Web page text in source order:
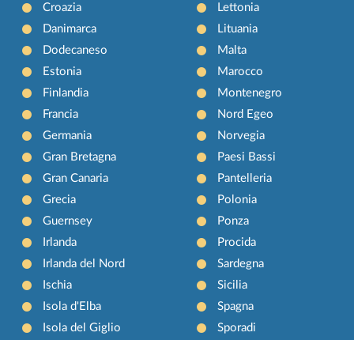
Croazia
Danimarca
Dodecaneso
Estonia
Finlandia
Francia
Germania
Gran Bretagna
Gran Canaria
Grecia
Guernsey
Irlanda
Irlanda del Nord
Ischia
Isola d'Elba
Isola del Giglio
Lettonia
Lituania
Malta
Marocco
Montenegro
Nord Egeo
Norvegia
Paesi Bassi
Pantelleria
Polonia
Ponza
Procida
Sardegna
Sicilia
Spagna
Sporadi